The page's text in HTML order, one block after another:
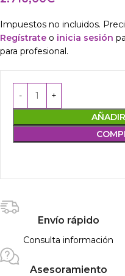
Impuestos no incluidos.
Regístrate o inicia sesión
para profesional.
Envío rápido
Consulta información
Asesoramiento